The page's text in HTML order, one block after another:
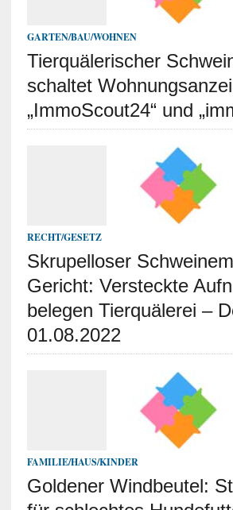
GARTEN/BAU/WOHNEN
Tierquälerischer
schaltet
„ImmoScout24“ und
RECHT/GESETZ
Skrupelloser
Gericht: Versteckte
belegen Tierquälerei –
01.08.2022
FAMILIE/HAUS/KINDER
Goldener Windbeutel: